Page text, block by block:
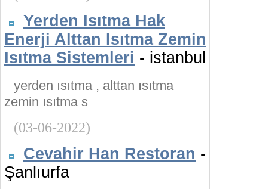
Yerden Isıtma Hak
Enerji Alttan Isıtma Zemin
Isıtma Sistemleri - istanbul
yerden ısıtma , alttan ısıtma
zemin ısıtma s
(03-06-2022)
Cevahir Han Restoran -
Şanlıurfa